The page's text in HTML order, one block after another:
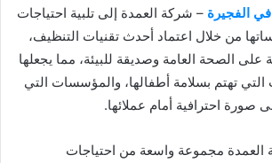
الفجيرة – شركة العمدة إلى تلبية احتياجات
من خلال اعتماد أحدث تقنيات التنظيف،
على الصحة العامة وصديقة للبيئة، مما يجعلها
التي تهتم بسلامة أطفالها، والمؤسسات التي
احترافية أمام عملائها.
مجموعة واسعة من احتياجات